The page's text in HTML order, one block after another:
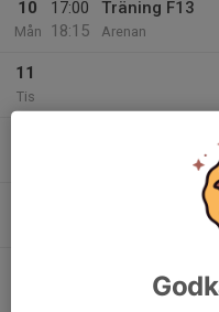
10
Mån
17:00
18:15
Träning F13
Arenan
11
Tis